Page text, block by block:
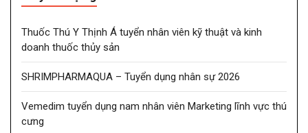
Thuốc Thú Y Thịnh Á tuyển nhân viên kỹ thuật và kinh
doanh thuốc thủy sản
SHRIMPHARMAQUA – Tuyển dụng nhân sự 2026
Vemedim tuyển dụng nam nhân viên Marketing lĩnh vực thú
cưng